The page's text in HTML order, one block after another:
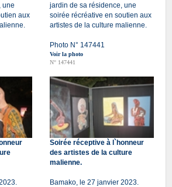
une
aux
jardin de sa résidence, une
soirée récréative en soutien aux
artistes de la culture malienne.
Photo N° 147441
Voir la photo
N° 147441
Soirée réceptive à l`honneur
des artistes de la culture
malienne.
Bamako, le 27 janvier 2023.